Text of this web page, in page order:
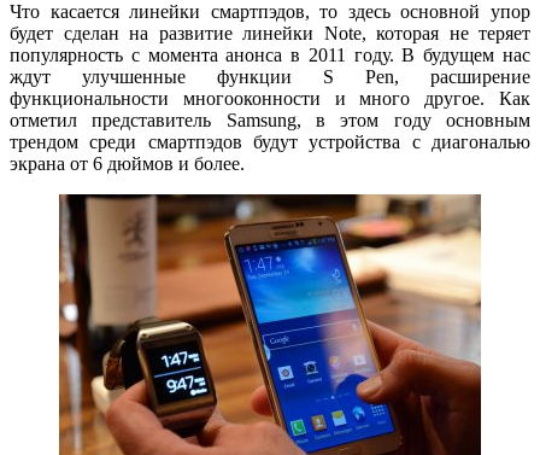
Что касается линейки смартпэдов, то здесь основной упор
будет сделан на развитие линейки Note, которая не теряет
популярность с момента анонса в 2011 году. В будущем нас
ждут улучшенные функции S Pen, расширение
функциональности многооконности и много другое. Как
отметил представитель Samsung, в этом году основным
трендом среди смартпэдов будут устройства с диагональю
экрана от 6 дюймов и более.